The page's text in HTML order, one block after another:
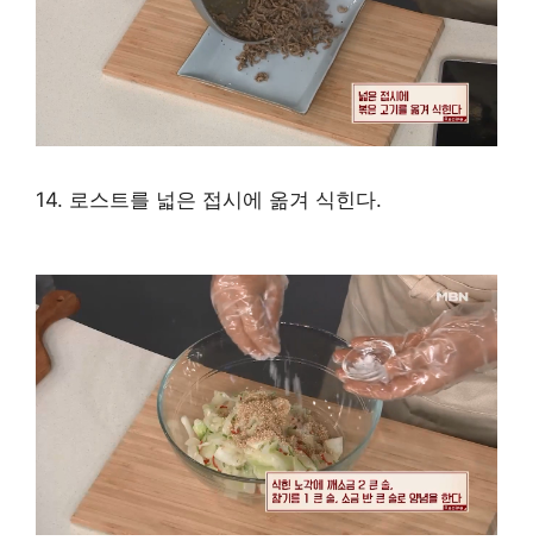
14. 로스트를 넓은 접시에 옮겨 식힌다.